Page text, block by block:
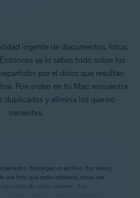
ingente de documentos, fotos,
ya lo sabes todo sobre los
por el disco que resultan
Pon orden en tu Mac: encuentra
duplicados y elimina los que no
necesites.
descargas un archivo dos veces,
una foto que estás editando, creas una
proyecto de vídeo enorme... Los